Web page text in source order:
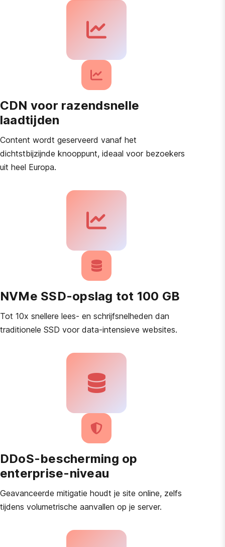
CDN voor razendsnelle
laadtijden
Content wordt geserveerd vanaf het
dichtstbijzijnde knooppunt, ideaal voor bezoekers
uit heel Europa.
NVMe SSD-opslag tot 100 GB
Tot 10x snellere lees- en schrijfsnelheden dan
traditionele SSD voor data-intensieve websites.
DDoS-bescherming op
enterprise-niveau
Geavanceerde mitigatie houdt je site online, zelfs
tijdens volumetrische aanvallen op je server.